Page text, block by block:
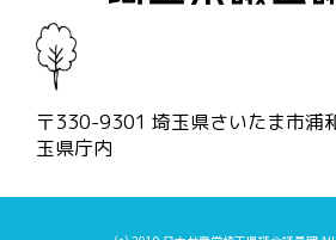
〒330-9301 埼玉県さいたま市浦
玉県庁内